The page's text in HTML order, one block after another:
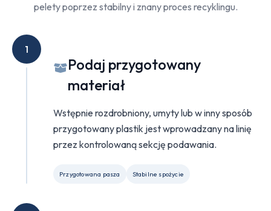
pelety poprzez stabilny i znany proces recyklingu.
1
Podaj przygotowany
materiał
Wstępnie rozdrobniony, umyty lub w inny sposób
przygotowany plastik jest wprowadzany na linię
przez kontrolowaną sekcję podawania.
Przygotowana pasza Stabilne spożycie